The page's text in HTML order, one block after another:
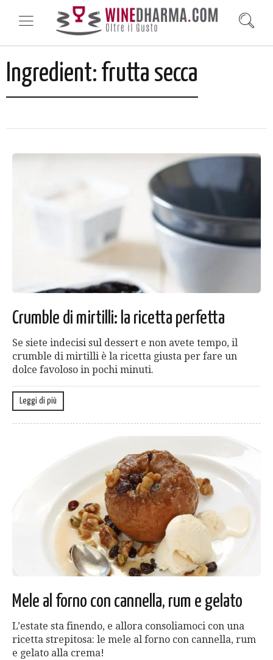
Ingredient: frutta secca
Crumble di mirtilli: la ricetta perfetta
Se siete indecisi sul dessert e non avete tempo, il
crumble di mirtilli è la ricetta giusta per fare un
dolce favoloso in pochi minuti.
Leggi di più
Mele al forno con cannella, rum e gelato
L’estate sta finendo, e allora consoliamoci con una
ricetta strepitosa: le mele al forno con cannella, rum
e gelato alla crema!